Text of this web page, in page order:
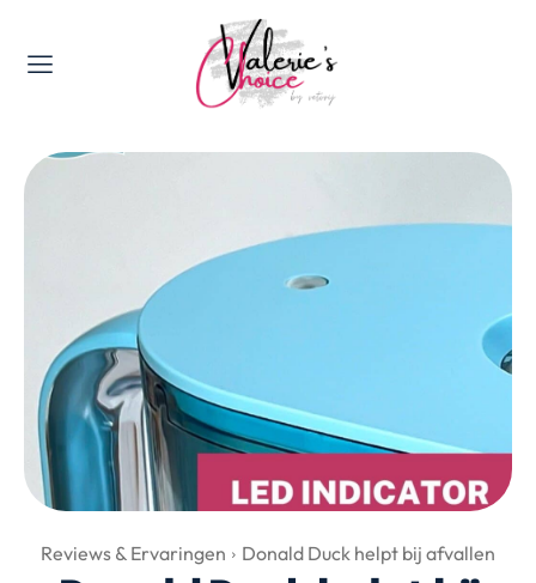
Valerie's Topics
Travel & Culture
Happyness & Opmerkelijk
Lifestyle, Sport & Duurzaamheid
Huis & Tuin
Nieuws & Media
Over Valerie
Reviews & Ervaringen Donald Duck helpt bij afvallen